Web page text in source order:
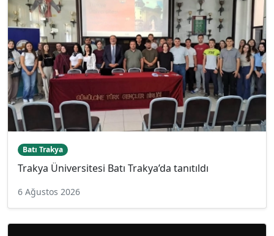
Batı Trakya
Trakya Üniversitesi Batı Trakya’da tanıtıldı
6 Ağustos 2026